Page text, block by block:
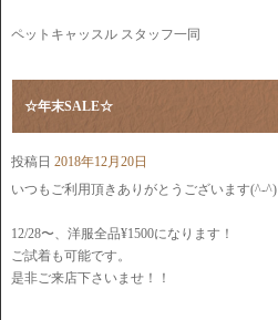
ペットキャッスル スタッフ一同
☆年末SALE☆
投稿日 2018年12月20日
いつもご利用頂きありがとうございます(^-^)
12/28〜、洋服全品¥1500になります！
ご試着も可能です。
是非ご来店下さいませ！！